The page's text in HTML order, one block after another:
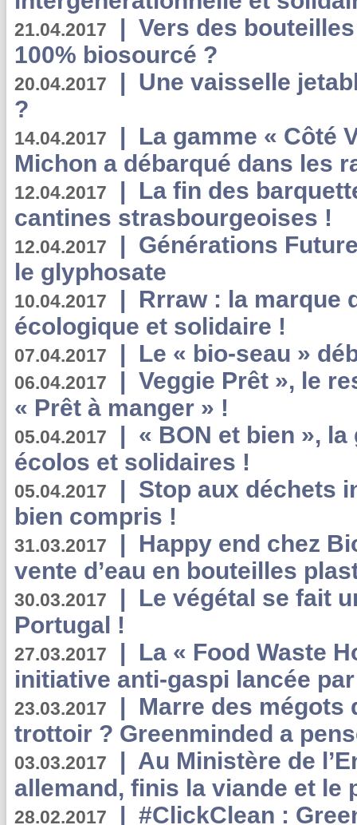
21.04.2017 | Vers des
100% biosourcé ?
20.04.2017 | Une vaisselle
?
14.04.2017 | La gamme « Côté
Michon a débarqué dans les
12.04.2017 | La fin des
cantines strasbourgeoises !
12.04.2017 | Générations
le glyphosate
10.04.2017 | Rrraw : la marque
écologique et solidaire !
07.04.2017 | Le « bio-seau »
06.04.2017 | Veggie Prêt », le
« Prêt à manger » !
05.04.2017 | « BON et bien »,
écolos et solidaires !
05.04.2017 | Stop aux déchets
bien compris !
31.03.2017 | Happy end chez
vente d’eau en bouteilles
30.03.2017 | Le végétal se fait
Portugal !
27.03.2017 | La « Food Waste
initiative anti-gaspi lancée
23.03.2017 | Marre des mégots
trottoir ? Greenminded a
03.03.2017 | Au Ministère de
allemand, finis la viande et le
28.02.2017 | #ClickClean :